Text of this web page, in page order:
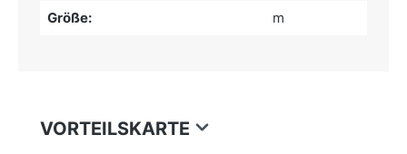
Größe: m
VORTEILSKARTE